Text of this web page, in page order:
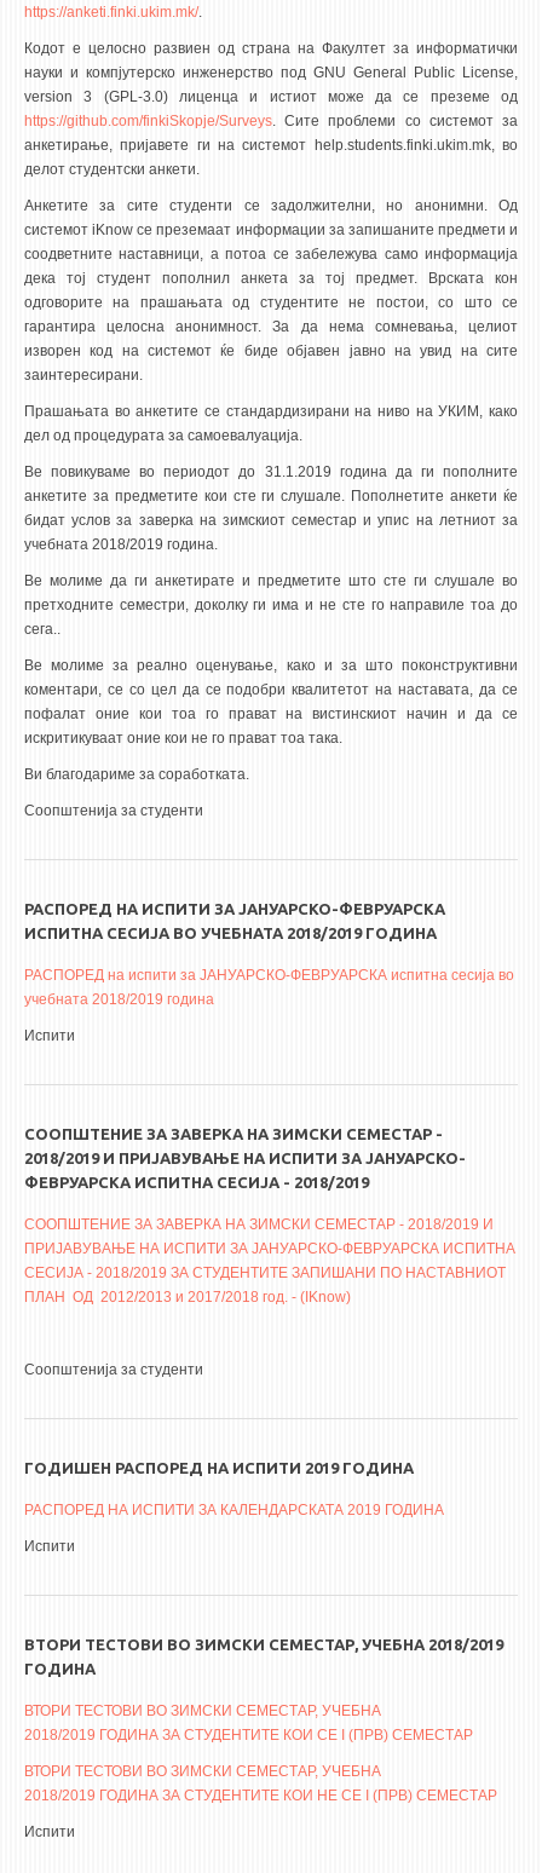
https://anketi.finki.ukim.mk/.
Кодот е целосно развиен од страна на Факултет за информатички
науки и компјутерско инженерство под GNU General Public License,
version 3 (GPL-3.0) лиценца и истиот може да се преземе од
https://github.com/finkiSkopje/Surveys. Сите проблеми со системот за
анкетирање, пријавете ги на системот help.students.finki.ukim.mk, во
делот студентски анкети.
Анкетите за сите студенти се задолжителни, но анонимни. Од
системот iKnow се преземаат информации за запишаните предмети и
соодветните наставници, а потоа се забележува само информација
дека тој студент пополнил анкета за тој предмет. Врската кон
одговорите на прашањата од студентите не постои, со што се
гарантира целосна анонимност. За да нема сомневања, целиот
изворен код на системот ќе биде објавен јавно на увид на сите
заинтересирани.
Прашањата во анкетите се стандардизирани на ниво на УКИМ, како
дел од процедурата за самоевалуација.
Ве повикуваме во периодот до 31.1.2019 година да ги пополните
анкетите за предметите кои сте ги слушале. Пополнетите анкети ќе
бидат услов за заверка на зимскиот семестар и упис на летниот за
учебната 2018/2019 година.
Ве молиме да ги анкетирате и предметите што сте ги слушале во
претходните семестри, доколку ги има и не сте го направиле тоа до
сега..
Ве молиме за реално оценување, како и за што поконструктивни
коментари, се со цел да се подобри квалитетот на наставата, да се
пофалат оние кои тоа го прават на вистинскиот начин и да се
искритикуваат оние кои не го прават тоа така.
Ви благодариме за соработката.
Соопштенија за студенти
РАСПОРЕД НА ИСПИТИ ЗА ЈАНУАРСКО-ФЕВРУАРСКА
ИСПИТНА СЕСИЈА ВО УЧЕБНАТА 2018/2019 ГОДИНА
РАСПОРЕД на испити за ЈАНУАРСКО-ФЕВРУАРСКА испитна сесија во
учебната 2018/2019 година
Испити
СООПШТЕНИЕ ЗА ЗАВЕРКА НА ЗИМСКИ СЕМЕСТАР -
2018/2019 И ПРИЈАВУВАЊЕ НА ИСПИТИ ЗА ЈАНУАРСКО-
ФЕВРУАРСКА ИСПИТНА СЕСИЈА - 2018/2019
СООПШТЕНИЕ ЗА ЗАВЕРКА НА ЗИМСКИ СЕМЕСТАР - 2018/2019 И
ПРИЈАВУВАЊЕ НА ИСПИТИ ЗА ЈАНУАРСКО-ФЕВРУАРСКА ИСПИТНА
СЕСИЈА - 2018/2019 ЗА СТУДЕНТИТЕ ЗАПИШАНИ ПО НАСТАВНИОТ
ПЛАН ОД 2012/2013 и 2017/2018 год. - (IKnow)
Соопштенија за студенти
ГОДИШЕН РАСПОРЕД НА ИСПИТИ 2019 ГОДИНА
РАСПОРЕД НА ИСПИТИ ЗА КАЛЕНДАРСКАТА 2019 ГОДИНА
Испити
ВТОРИ ТЕСТОВИ ВО ЗИМСКИ СЕМЕСТАР, УЧЕБНА 2018/2019
ГОДИНА
ВТОРИ ТЕСТОВИ ВО ЗИМСКИ СЕМЕСТАР, УЧЕБНА
2018/2019 ГОДИНА ЗА СТУДЕНТИТЕ КОИ СЕ I (ПРВ) СЕМЕСТАР
ВТОРИ ТЕСТОВИ ВО ЗИМСКИ СЕМЕСТАР, УЧЕБНА
2018/2019 ГОДИНА ЗА СТУДЕНТИТЕ КОИ НЕ СЕ I (ПРВ) СЕМЕСТАР
Испити